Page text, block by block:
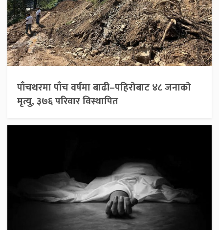
पाँचथरमा पाँच वर्षमा बाढी–पहिरोबाट ४८ जनाको
मृत्यु, ३७६ परिवार विस्थापित